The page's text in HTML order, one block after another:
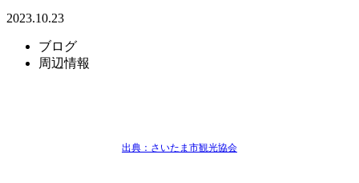
2023.10.23
ブログ
周辺情報
出典：さいたま市観光協会